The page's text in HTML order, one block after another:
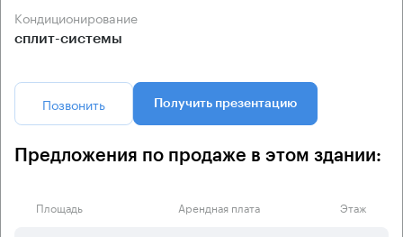
Кондиционирование
сплит-системы
Позвонить Получить презентацию
Предложения по продаже в этом здании:
Площадь Арендная плата Этаж